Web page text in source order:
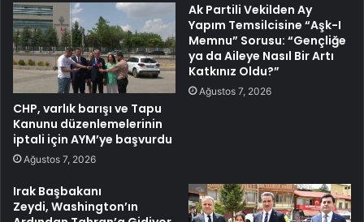
CHP, varlık barışı ve Tapu
Kanunu düzenlemelerinin
iptali için AYM’ye başvurdu
Ağustos 7, 2026
Ak Partili Vekilden Ay
Yapım Temsilcisine “Aşk-I
Memnu” Sorusu: “Gençliğe
ya da Aileye Nasıl Bir Artı
Katkınız Oldu?”
Ağustos 7, 2026
Irak Başbakanı
Zeydi, Washington’ın